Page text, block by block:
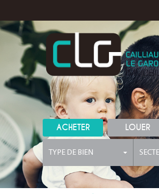
ACHETER LOUER
TYPE DE BIEN